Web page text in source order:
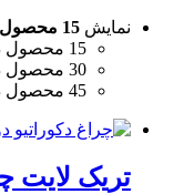
نمایش 15 محصول در هر صفحه
15 محصول در هر صفحه
30 محصول در هر صفحه
45 محصول در هر صفحه
تریک لایت چراغ